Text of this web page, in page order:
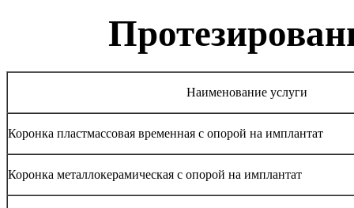
Наименование услуги
Коронка пластмассовая временная с опорой на имплантат
Коронка металлокерамическая с опорой на имплантат